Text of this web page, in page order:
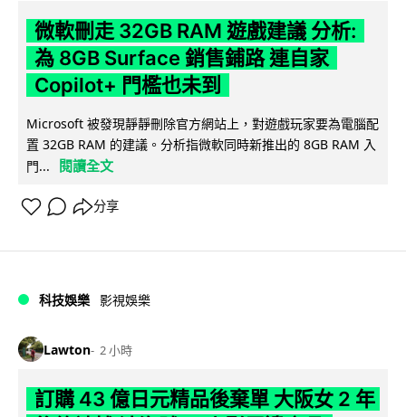
微軟刪走 32GB RAM 遊戲建議 分析:
為 8GB Surface 銷售鋪路 連自家
Copilot+ 門檻也未到
Microsoft 被發現靜靜刪除官方網站上，對遊戲玩家要為電腦配
置 32GB RAM 的建議。分析指微軟同時新推出的 8GB RAM 入
門...
閱讀全文
分享
科技娛樂 影視娛樂
Lawton 2 小時
訂購 43 億日元精品後棄單 大阪女 2 年